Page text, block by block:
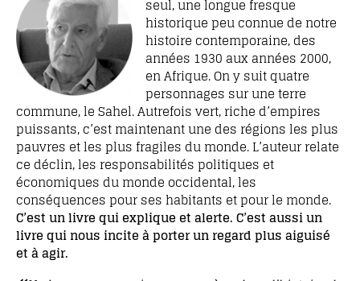
seul, une longue fresque
historique peu connue de notre
histoire contemporaine, des
années 1930 aux années 2000,
en Afrique. On y suit quatre
personnages sur une terre
commune, le Sahel. Autrefois vert, riche d’empires
puissants, c’est maintenant une des régions les plus
pauvres et les plus fragiles du monde. L’auteur relate
ce déclin, les responsabilités politiques et
économiques du monde occidental, les
conséquences pour ses habitants et pour le monde.
C’est un livre qui explique et alerte. C’est aussi un
livre qui nous incite à porter un regard plus aiguisé
et à agir.